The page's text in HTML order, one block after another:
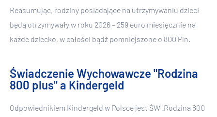
Reasumując, rodziny posiadające na utrzymywaniu dzieci
będą otrzymywały w roku 2026 – 259 euro miesięcznie na
każde dziecko, w całości bądź pomniejszone o 800 Pln.
Świadczenie Wychowawcze "Rodzina
800 plus" a Kindergeld
Odpowiednikiem Kindergeld w Polsce jest ŚW „Rodzina 800